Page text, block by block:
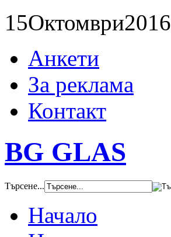
15Октомври2016
Анкети
За реклама
Контакт
BG GLAS
Търсене...
Начало